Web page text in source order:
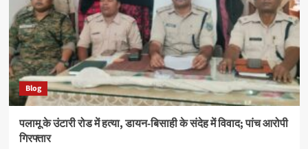
Blog
पलामू के उंटारी रोड में हत्या, डायन-बिसाही के संदेह में विवाद; पांच आरोपी
गिरफ्तार